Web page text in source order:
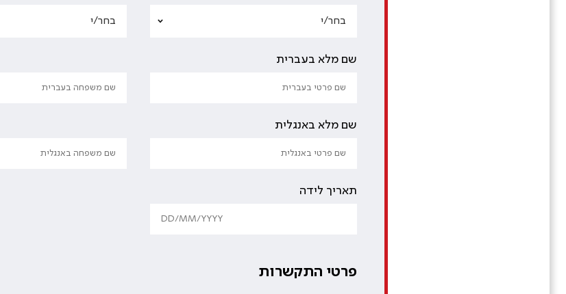
שם מלא בעברית
שם מלא באנגלית
תאריך לידה
פרטי התקשרות